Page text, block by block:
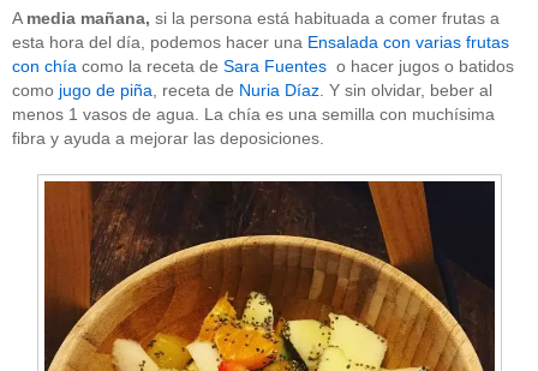
A media mañana, si la persona está habituada a comer frutas a
esta hora del día, podemos hacer una Ensalada con varias frutas
con chía como la receta de Sara Fuentes o hacer jugos o batidos
como jugo de piña , receta de Nuria Díaz . Y sin olvidar, beber al
menos 1 vasos de agua. La chía es una semilla con muchísima
fibra y ayuda a mejorar las deposiciones.